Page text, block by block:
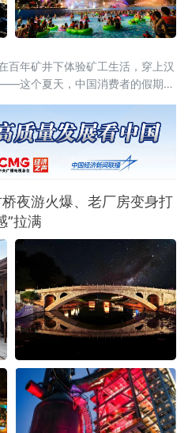
百年矿井下体验矿工生活，穿上汉
这个夏天，中国消费者的假期打
席卷全国。文旅部启动的全国暑期
活动、发放4.5亿元文旅补贴；
五”规划》更明确
夜游火爆、老厂房变身打
”拉满